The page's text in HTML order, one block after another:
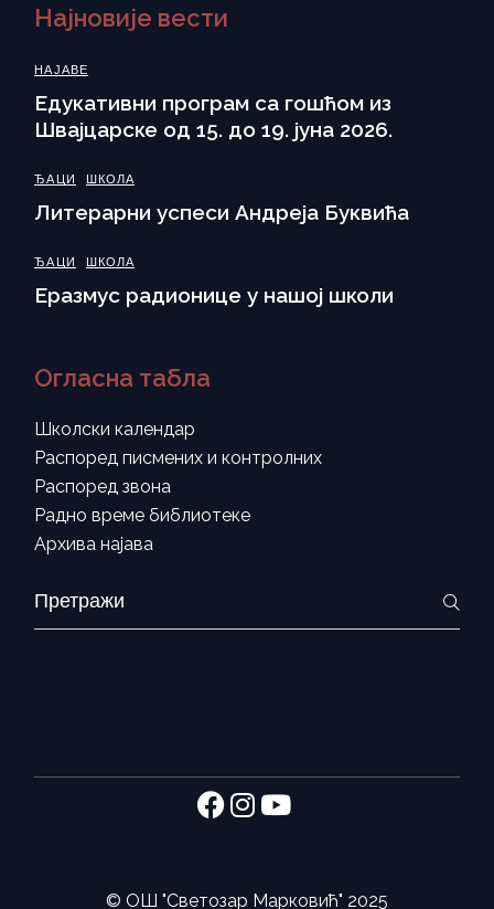
Најновије вести
НАЈАВЕ
Eдукативни програм са гошћом из
Швајцарске од 15. до 19. јуна 2026.
ЂАЦИ ШКОЛА
Литерарни успеси Андреја Буквића
ЂАЦИ ШКОЛА
Еразмус радионице у нашој школи
Огласна табла
Школски календар
Распоред писмених и контролних
Распоред звона
Радно време библиотеке
Архива најава
Search
for:
© ОШ "Светозар Марковић" 2025